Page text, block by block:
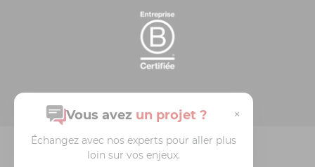
© 2026 Redsen
Vous avez un projet ? ×
Échangez avec nos experts pour aller plus
loin sur vos enjeux.